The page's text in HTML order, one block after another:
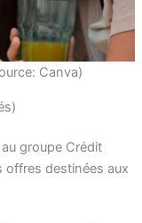
Canva)
groupe Crédit
offres destinées aux